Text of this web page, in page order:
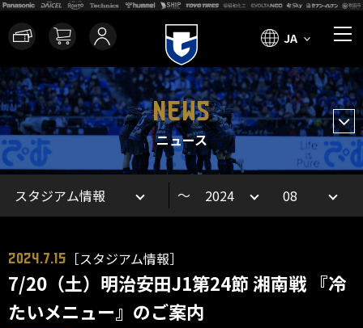
JA
NEWS
ニュース
～
2024.7.15 ［スタジアム情報］
7/20（土）明治安田J1第24節 湘南戦 『冷
たいメニュー』のご案内